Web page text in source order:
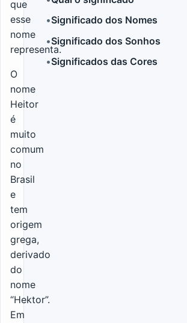
que
esse
nome
representa.
O
nome
Heitor
é
muito
comum
no
Brasil
e
tem
origem
grega,
derivado
do
nome
“Hektor”.
Em
LER MAIS
•Significado dos Nomes
•Significado dos Sonhos
•Significados das Cores